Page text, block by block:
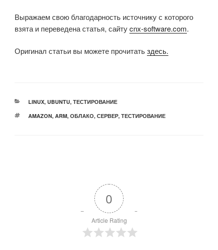
Выражаем свою благодарность источнику с которого
взята и переведена статья, сайтуcnx-software.com.
Оригинал статьи вы можете прочитатьздесь.
РУБРИКИ
LINUX, UBUNTU, ТЕСТИРОВАНИЕ
МЕТКИ
AMAZON, ARM, ОБЛАКО, СЕРВЕР, ТЕСТИРОВАНИЕ
0
Article Rating